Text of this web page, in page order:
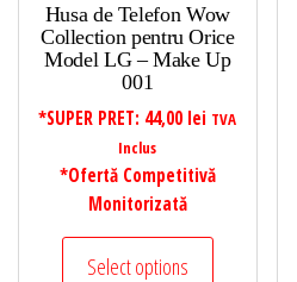
Husa de Telefon Wow
Collection pentru Orice
Model LG – Make Up
001
*SUPER PRET: 44,00 lei TVA
Inclus
*Ofertă Competitivă
Monitorizată
Select options